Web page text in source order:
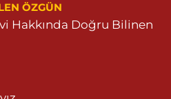
ÖZGÜN
Hakkında Doğru Bilinen